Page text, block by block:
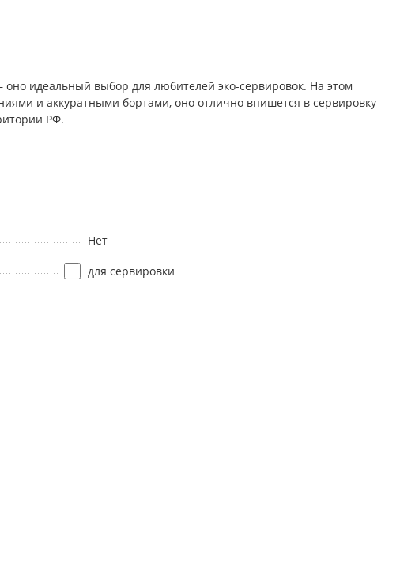
идеальный выбор для любителей эко-сервировок. На этом
и аккуратными бортами, оно отлично впишется в сервировку
РФ.
Нет
для сервировки